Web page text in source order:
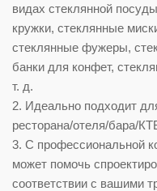
видах стеклянной
кружки, стеклянные
стеклянные фужеры,
банки для конфет,
т. д.
2. Идеально подходит
ресторана/отеля/бара/
3. С профессиональной
может помочь
соответствии с вашими